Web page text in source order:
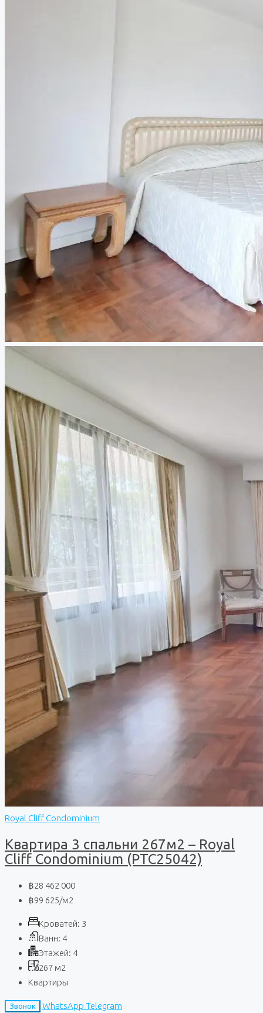
Royal Cliff Condominium
Квартира 3 спальни 267м2 – Royal
Cliff Condominium (PTC25042)
฿28 462 000
฿99 625/м2
Кроватей: 3
Ванн: 4
Этажей: 4
267 м2
Квартиры
Звонок WhatsApp Telegram